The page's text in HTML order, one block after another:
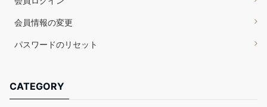
会員情報の変更
パスワードのリセット
CATEGORY